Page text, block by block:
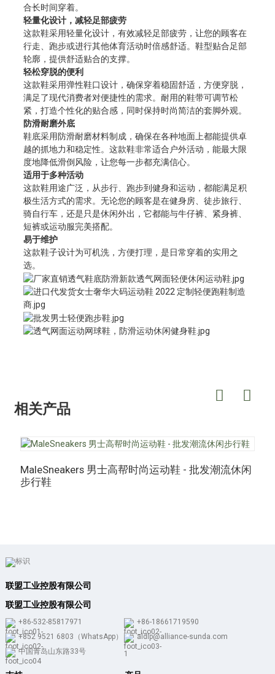
合长时间穿着。
轻量化设计，减轻足部疲劳
这款鞋采用轻量化设计，有效减轻足部疲劳，让您的顾客在
行走、跑步或进行其他体育活动时倍感舒适。鞋型贴合足部
轮廓，提供舒适贴合的支撑。
轻松穿脱的便利
这款鞋采用弹性鞋口设计，确保穿着稳固舒适，方便穿脱，
满足了现代消费者对便捷性的需求。耐用的鞋带可调节松
紧，打造个性化的贴合感，同时保持时尚简洁的套脚外观。
防滑耐磨外底
鞋底采用防滑耐磨材料制成，确保在各种地面上都能提供卓
越的抓地力和稳定性。这款鞋非常适合户外活动，能最大限
度地降低滑倒风险，让您每一步都充满信心。
适用于多种活动
这款鞋用途广泛，从步行、跑步到健身和运动，都能满足积
极生活方式的需求。无论您的顾客是在健身房、徒步旅行、
骑自行车，还是只是休闲外出，它都能与牛仔裤、紧身裤、
短裤或运动服完美搭配。
易于维护
这款鞋子设计为可机洗，方便打理，是日常穿着的实用之
选。
相关产品
MaleSneakers 男士高帮时尚运动鞋 - 批发潮流休闲
步行鞋
联盟工业控股有限公司
联盟工业控股有限公司
+86-532-85817971
+86-18661719590
+852 9521 6803（WhatsApp）
aldlp@alliance-sunda.com
中国青岛山东路33号